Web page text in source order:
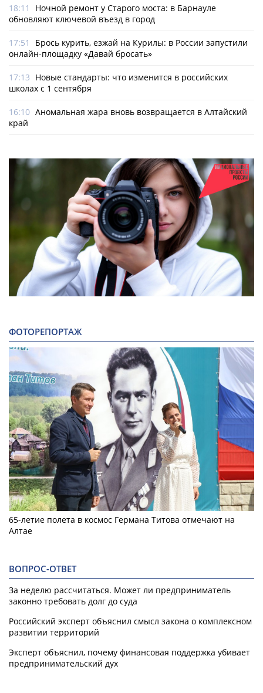
18:11
Ночной ремонт у Старого моста: в Барнауле
обновляют ключевой въезд в город
17:51
Брось курить, езжай на Курилы: в России запустили
онлайн-­площадку «Давай бросать»
17:13 Новые стандарты: что изменится в российских
школах с 1 сентября
16:10 Аномальная жара вновь возвращается в Алтайский
край
ФОТОРЕПОРТАЖ
65-летие полета в космос Германа Титова отмечают на
Алтае
ВОПРОС-ОТВЕТ
За неделю рассчитаться. Может ли предприниматель
законно требовать долг до суда
Российский эксперт объяснил смысл закона о комплексном
развитии территорий
Эксперт объяснил, почему финансовая поддержка убивает
предпринимательский дух